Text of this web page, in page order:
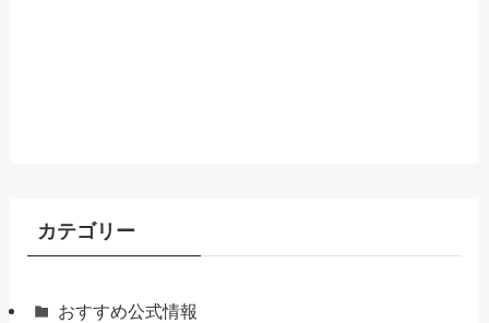
カテゴリー
おすすめ公式情報